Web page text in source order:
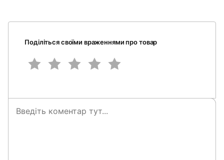
Поділіться своїми враженнями про товар